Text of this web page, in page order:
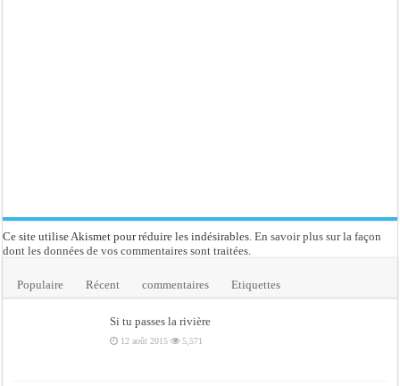
Ce site utilise Akismet pour réduire les indésirables.En savoir plus sur la façon
dont les données de vos commentaires sont traitées.
Populaire Récent commentaires Etiquettes
Si tu passes la rivière
12 août 2015 5,571